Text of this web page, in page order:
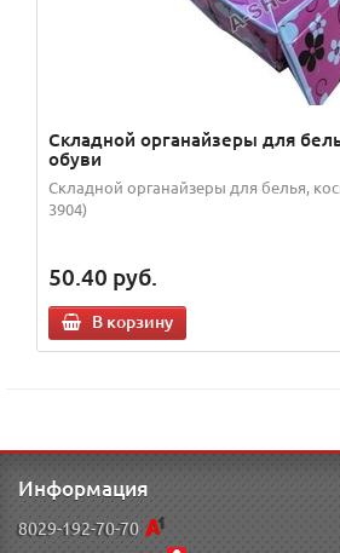
Складной органайзеры для
обуви
Складной органайзеры для белья,
3904)
50.40 руб.
В корзину
Информация
8029-192-70-70